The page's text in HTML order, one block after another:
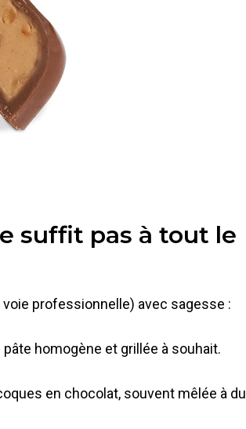
suffit pas à tout le
professionnelle) avec sagesse :
homogène et grillée à souhait.
en chocolat, souvent mêlée à du